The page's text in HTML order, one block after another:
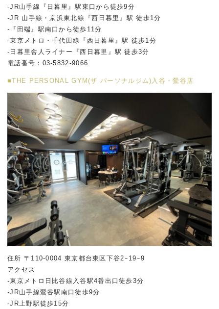
-JR山手線『日暮里』駅東口から徒歩9分
-JR 山手線・京浜東北線『西日暮里』駅 徒歩1分
-『田端』駅南口から徒歩11分
-東京メトロ・千代田線『西日暮里』駅 徒歩1分
-日暮里舎人ライナー『西日暮里』駅 徒歩3分
電話番号：03-5832-9066
■THE PERSONAL GYM(ザ パーソナルジム)入谷・鶯谷店
住所 〒110-0004 東京都台東区下谷2ｰ19ｰ9
アクセス
-東京メトロ日比谷線入谷駅4番出口徒歩3分
-JR山手線鶯谷駅南口徒歩9分
-JR上野駅徒歩15分